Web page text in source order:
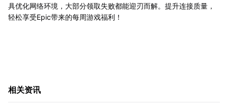
具优化网络环境，大部分领取失败都能迎刃而解。提升连接质量，
轻松享受Epic带来的每周游戏福利！
相关资讯